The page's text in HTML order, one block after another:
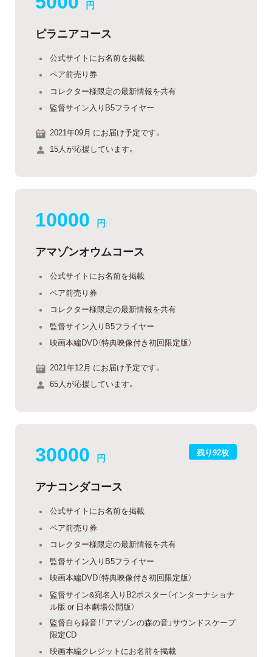
円
ピラニアコース
公式サイトにお名前を掲載
ペア前売り券
コレクター様限定の最新情報を共有
監督サイン入りB5フライヤー
2021年09月 にお届け予定です。
15人が応援しています。
10000 円
アマゾンオウムコース
公式サイトにお名前を掲載
ペア前売り券
コレクター様限定の最新情報を共有
監督サイン入りB5フライヤー
映画本編DVD（特典映像付き初回限定版）
2021年12月 にお届け予定です。
65人が応援しています。
残り92枚
30000 円
アナコンダコース
公式サイトにお名前を掲載
ペア前売り券
コレクター様限定の最新情報を共有
監督サイン入りB5フライヤー
映画本編DVD（特典映像付き初回限定版）
監督サイン&宛名入りB2ポスター（インターナショナ
ル版 or 日本劇場公開版）
監督自ら録音！「アマゾンの森の音」サウンドスケープ
限定CD
映画本編クレジットにお名前を掲載